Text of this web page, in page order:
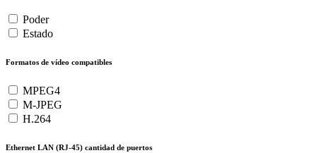
Poder
Estado
Formatos de vídeo compatibles
MPEG4
M-JPEG
H.264
Ethernet LAN (RJ-45) cantidad de puertos